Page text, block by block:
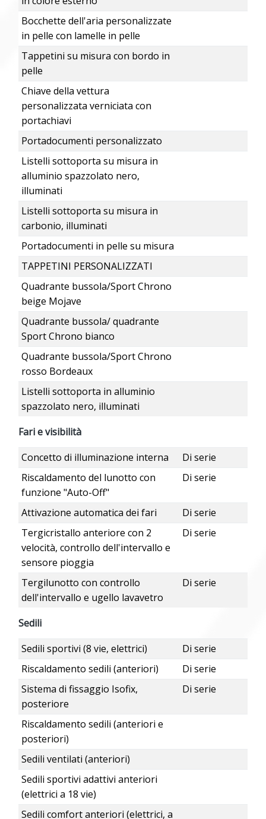
Bocchette dell'aria personalizzate
in pelle con lamelle in pelle
Tappetini su misura con bordo in
pelle
Chiave della vettura
personalizzata verniciata con
portachiavi
Portadocumenti personalizzato
Listelli sottoporta su misura in
alluminio spazzolato nero,
illuminati
Listelli sottoporta su misura in
carbonio, illuminati
Portadocumenti in pelle su misura
TAPPETINI PERSONALIZZATI
Quadrante bussola/Sport Chrono
beige Mojave
Quadrante bussola/ quadrante
Sport Chrono bianco
Quadrante bussola/Sport Chrono
rosso Bordeaux
Listelli sottoporta in alluminio
spazzolato nero, illuminati
Fari e visibilità
Concetto di illuminazione interna
Di serie
Riscaldamento del lunotto con
funzione "Auto-Off"
Di serie
Attivazione automatica dei fari
Di serie
Tergicristallo anteriore con 2
velocità, controllo dell'intervallo e
sensore pioggia
Di serie
Tergilunotto con controllo
dell'intervallo e ugello lavavetro
Di serie
Sedili
Sedili sportivi (8 vie, elettrici)
Di serie
Riscaldamento sedili (anteriori)
Di serie
Sistema di fissaggio Isofix,
posteriore
Di serie
Riscaldamento sedili (anteriori e
posteriori)
Sedili ventilati (anteriori)
Sedili sportivi adattivi anteriori
(elettrici a 18 vie)
Sedili comfort anteriori (elettrici, a